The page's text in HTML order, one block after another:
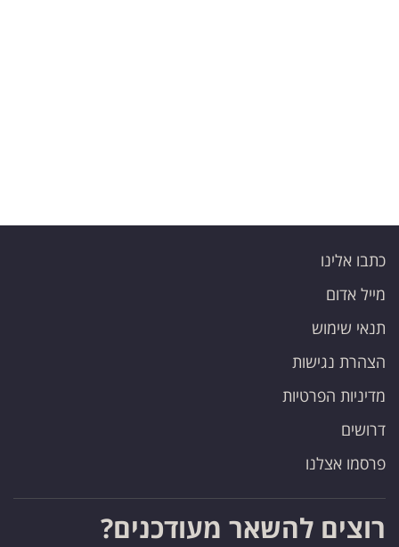
כתבו אלינו
מייל אדום
תנאי שימוש
הצהרת נגישות
מדיניות הפרטיות
דרושים
פרסמו אצלנו
רוצים להשאר מעודכנים?